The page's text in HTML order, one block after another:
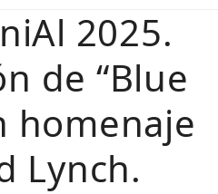
mobile
menu
mobile
menu 2025.
de “Blue
homenaje
Lynch.